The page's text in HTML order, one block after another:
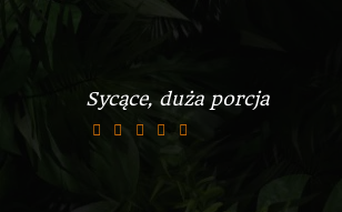
Sycące, duża porcja